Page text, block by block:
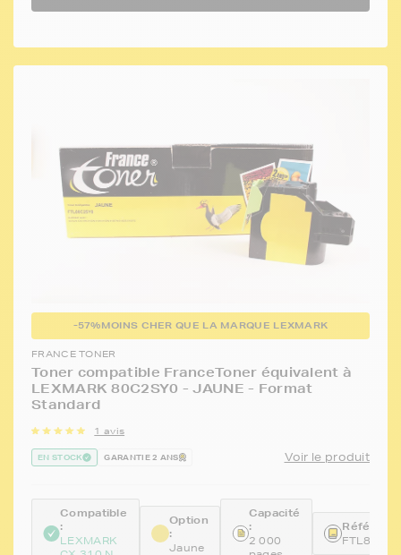
-57%MOINS CHER QUE LA MARQUE LEXMARK
FRANCE TONER
Toner compatible FranceToner équivalent à
LEXMARK 80C2SY0 - JAUNE - Format
Standard
1 avis
EN STOCK GARANTIE 2 ANS Voir le produit
Compatible
:
LEXMARK
Option
:
Jaune
Capacité
:
2 000